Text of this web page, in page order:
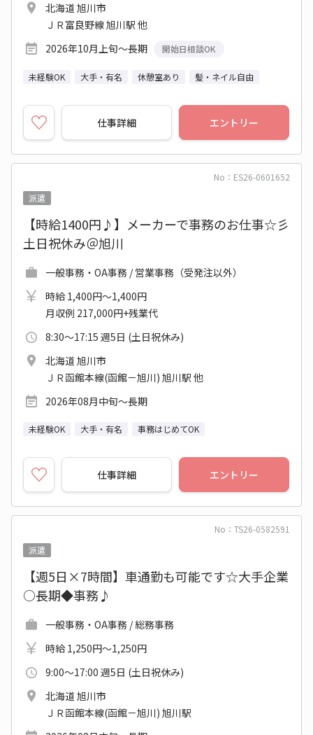
北海道 旭川市
ＪＲ富良野線 旭川駅 他
2026年10月上旬～長期
開始日相談OK
未経験OK 大手・有名 休憩室あり 髪・ネイル自由
仕事詳細 エントリー
No：ES26-0601652
派遣
【時給1400円♪】メーカーで事務のお仕事☆彡
土日祝休み＠旭川
一般事務・OA事務 / 営業事務（受発注以外）
時給 1,400円～1,400円
月収例 217,000円+残業代
8:30～17:15 週5日 (土日祝休み)
北海道 旭川市
ＪＲ函館本線(函館－旭川) 旭川駅 他
2026年08月中旬～長期
未経験OK 大手・有名 事務はじめてOK
仕事詳細 エントリー
No：TS26-0582591
派遣
【週5日×7時間】車通勤も可能です☆大手企業
○長期◆事務♪
一般事務・OA事務 / 総務事務
時給 1,250円～1,250円
9:00～17:00 週5日 (土日祝休み)
北海道 旭川市
ＪＲ函館本線(函館－旭川) 旭川駅